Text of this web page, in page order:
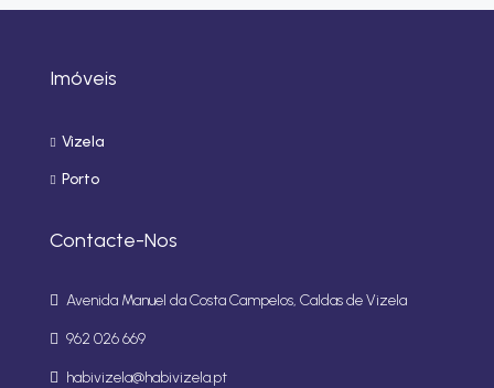
Imóveis
Vizela
Porto
Contacte-Nos
Avenida Manuel da Costa Campelos, Caldas de Vizela
962 026 669
habivizela@habivizela.pt